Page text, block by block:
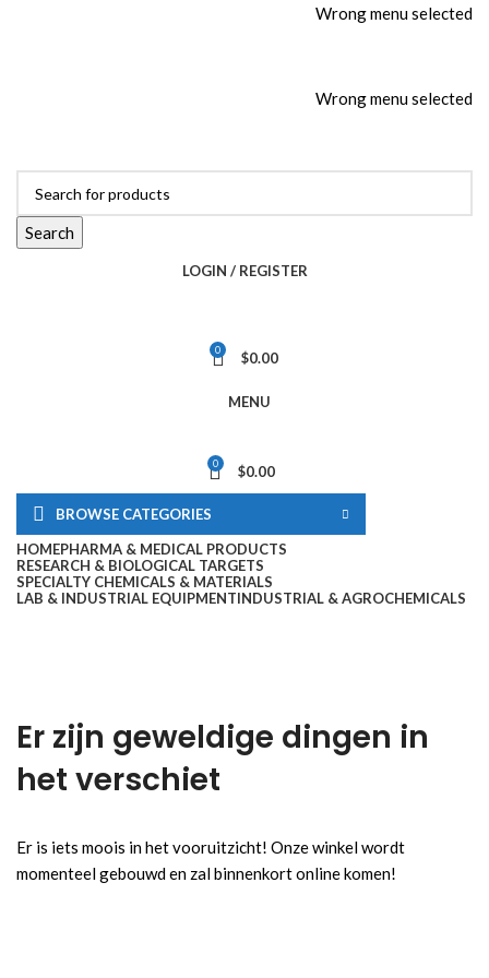
Wrong menu selected
Wrong menu selected
Search
LOGIN / REGISTER
0 $0.00
MENU
0 $0.00
BROWSE CATEGORIES
HOMEPHARMA & MEDICAL PRODUCTS
RESEARCH & BIOLOGICAL TARGETS
SPECIALTY CHEMICALS & MATERIALS
LAB & INDUSTRIAL EQUIPMENTINDUSTRIAL & AGROCHEMICALS
Er zijn geweldige dingen in
het verschiet
Er is iets moois in het vooruitzicht! Onze winkel wordt
momenteel gebouwd en zal binnenkort online komen!